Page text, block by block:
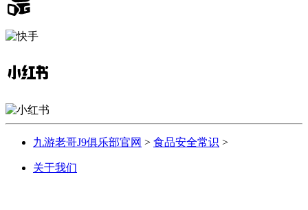
九游老哥J9俱乐部官网 > 食品安全常识 >
关于我们